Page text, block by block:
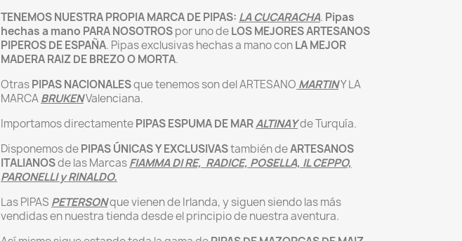
TENEMOS NUESTRA PROPIA MARCA DE PIPAS: LA CUCARACHA. Pipas
hechas a mano PARA NOSOTROSpor uno deLOS MEJORES ARTESANOS
PIPEROS DE ESPAÑA. Pipas exclusivas hechas a mano conLA MEJOR
MADERA RAIZ DE BREZO O MORTA.
OtrasPIPAS NACIONALESque tenemos son del ARTESANO MARTINY LA
MARCABRUKENValenciana.
Importamos directamentePIPAS ESPUMA DE MARALTINAYde Turquía.
Disponemos dePIPAS ÚNICAS Y EXCLUSIVAStambién deARTESANOS
ITALIANOSde las MarcasFIAMMA DI RE, RADICE, POSELLA, IL CEPPO,
PARONELLI y RINALDO.
Las PIPAS PETERSONque vienen de Irlanda, y siguen siendo las más
vendidas en nuestra tienda desde el principio de nuestra aventura.